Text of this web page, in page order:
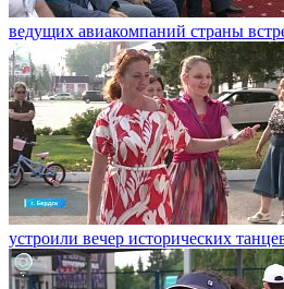
ведущих авиакомпаний страны
устроили вечер исторических